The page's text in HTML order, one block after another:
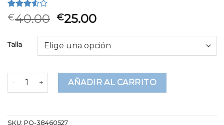
Valorado
3.50
en
2
puntuaciones
€40.00 €25.00
Talla
camiseta fox cantidadAÑADIR AL CARRITO
SKU: PO-38460527